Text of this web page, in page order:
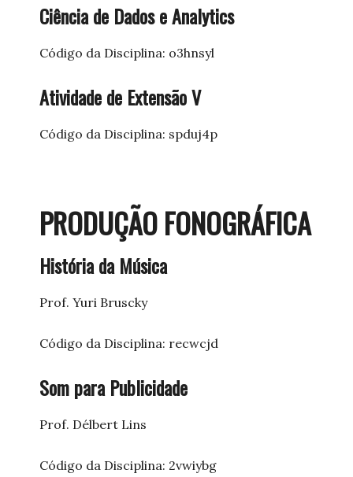
Ciência de Dados e Analytics
Código da Disciplina: o3hnsyl
Atividade de Extensão V
Código da Disciplina: spduj4p
PRODUÇÃO FONOGRÁFICA
História da Música
Prof. Yuri Bruscky
Código da Disciplina: recwcjd
Som para Publicidade
Prof. Délbert Lins
Código da Disciplina: 2vwiybg